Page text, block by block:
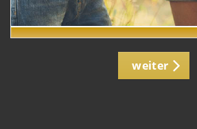
weiter